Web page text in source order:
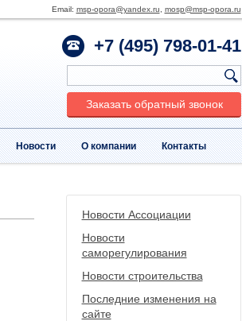
Email: msp-opora@yandex.ru mosp@msp-opora.ru
+7 (495) 798-01-41
Заказать обратный звонок
Новости О компании Контакты
Новости Ассоциации
Новости
саморегулирования
Новости строительства
Последние изменения на
сайте